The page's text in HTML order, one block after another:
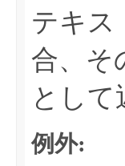
テキス
合、そ
として
例外: